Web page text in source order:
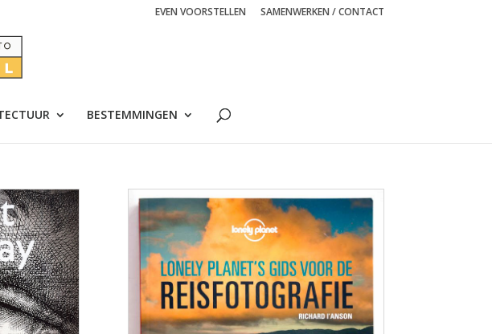
EVEN VOORSTELLEN SAMENWERKEN / CONTACT
BESTEMMINGEN